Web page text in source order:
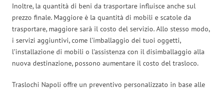
Inoltre, la quantità di beni da trasportare influisce anche sul
prezzo finale. Maggiore è la quantità di mobili e scatole da
trasportare, maggiore sarà il costo del servizio. Allo stesso modo,
i servizi aggiuntivi, come l’imballaggio dei tuoi oggetti,
l’installazione di mobili o l’assistenza con il disimballaggio alla
nuova destinazione, possono aumentare il costo del trasloco.
Traslochi Napoli offre un preventivo personalizzato in base alle